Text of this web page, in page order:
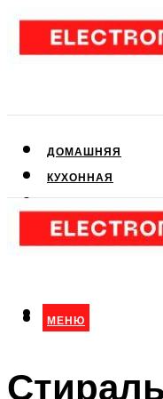
ДОМАШНЯЯ
КУХОННАЯ
КЛИМАТИЧЕСКАЯ
МЕНЮ
МЕНЮ